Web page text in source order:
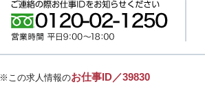
※この求人情報のお仕事ID／39830